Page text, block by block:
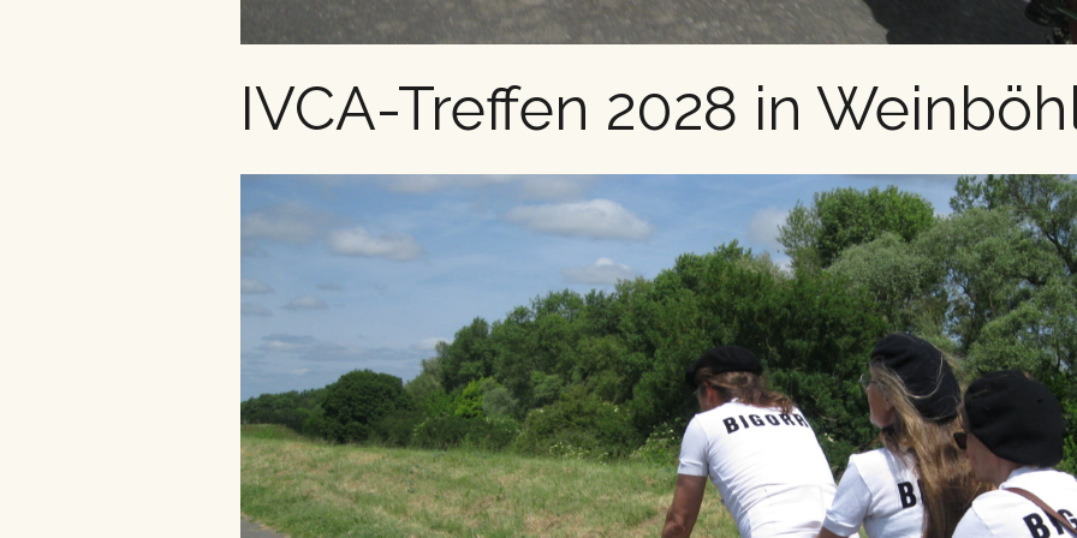
IVCA-Treffen 2028 in